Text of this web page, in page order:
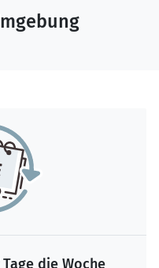
die Woche